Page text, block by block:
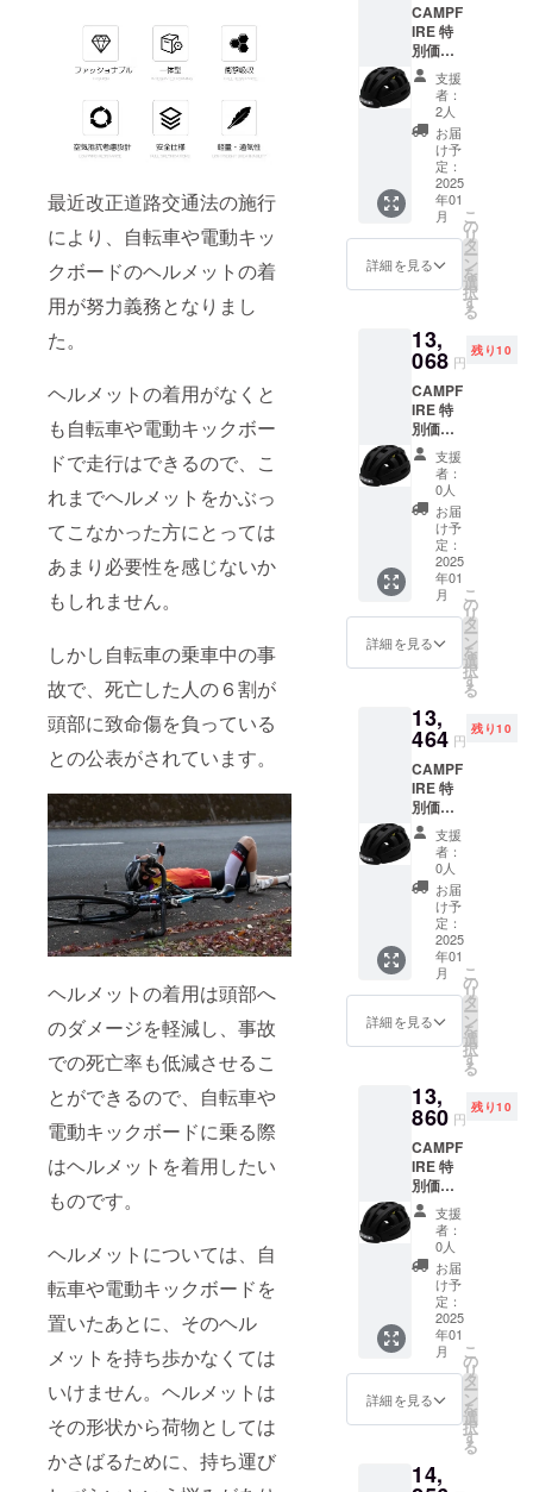
最近改正道路交通法の施行
により、自転車や電動キッ
クボードのヘルメットの着
用が努力義務となりまし
た。
ヘルメットの着用がなくと
も自転車や電動キックボー
ドで走行はできるので、こ
れまでヘルメットをかぶっ
てこなかった方にとっては
あまり必要性を感じないか
もしれません。
しかし自転車の乗車中の事
故で、死亡した人の６割が
頭部に致命傷を負っている
との公表がされています。
ヘルメットの着用は頭部へ
のダメージを軽減し、事故
での死亡率も低減させるこ
とができるので、自転車や
電動キックボードに乗る際
はヘルメットを着用したい
ものです。
ヘルメットについては、自
転車や電動キックボードを
置いたあとに、そのヘル
メットを持ち歩かなくては
いけません。ヘルメットは
その形状から荷物としては
かさばるために、持ち運び
CAMPF
IRE 特
別価格
36%OF
F
FOLDM
ET
フォー
ルド
メッ
ト 1
セット
一般販
売価格
19,800
円
2円
【プロ
ジェク
ト期間
中で
あって
もご支
援ごと
にリ
ターン
を発送
させて
いただ
きま
す】
支援
者：
2人
お届
け予
定：
2025
年01
月
詳細を見る
こ
の
リ
タ
ー
ン
を
選
択
す
る
13,
068 円
残り10
CAMPF
IRE 特
別価格
34%OF
F
FOLDM
ET
フォー
ルド
メッ
ト 1
セット
一般販
売価格
19,800
円
8円
【プロ
ジェク
ト期間
中で
あって
もご支
援ごと
にリ
ターン
を発送
させて
いただ
きま
す】
支援
者：
0人
お届
け予
定：
2025
年01
月
詳細を見る
こ
の
リ
タ
ー
ン
を
選
択
す
る
13,
464 円
残り10
CAMPF
IRE 特
別価格
32%OF
F
FOLDM
ET
フォー
ルド
メッ
ト 1
セット
一般販
売価格
19,800
円
4円
【プロ
ジェク
ト期間
中で
あって
もご支
援ごと
にリ
ターン
を発送
させて
いただ
きま
す】
支援
者：
0人
お届
け予
定：
2025
年01
月
詳細を見る
こ
の
リ
タ
ー
ン
を
選
択
す
る
13,
860 円
残り10
CAMPF
IRE 特
別価格
30%OF
F
FOLDM
ET
フォー
ルド
メッ
ト 1
セット
一般販
売価格
19,800
円
0円
支援
者：
0人
お届
け予
定：
2025
年01
月
詳細を見る
こ
の
リ
タ
ー
ン
を
選
択
す
る
14,